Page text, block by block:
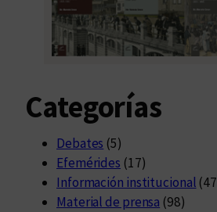
Categorías
Debates (5)
Efemérides (17)
Información institucional
Material de prensa (98)